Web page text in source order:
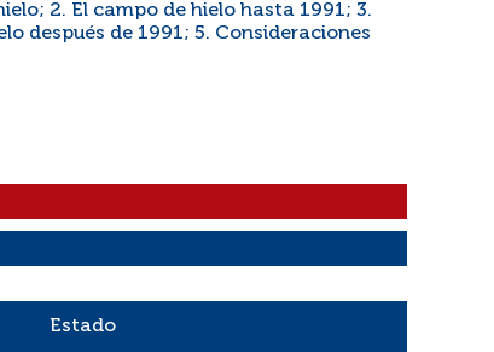
2. El campo de hielo hasta 1991; 3.
después de 1991; 5. Consideraciones
Estado